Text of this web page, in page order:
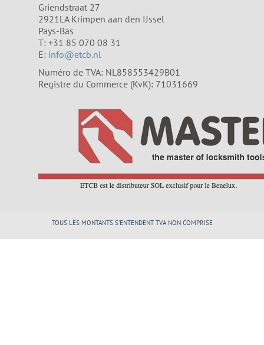
Griendstraat 27
2921LA Krimpen aan den IJssel
Pays-Bas
T: +31 85 070 08 31
E: info@etcb.nl
Numéro de TVA: NL858553429B01
Registre du Commerce (KvK): 71031669
TOUS LES MONTANTS S'ENTENDENT TVA NON COMPRISE